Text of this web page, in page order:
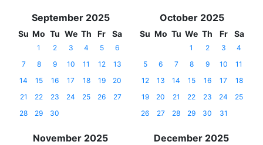
September 2025
Su Mo Tu We Th Fr Sa
1 2 3 4 5
6
7
8 9 10 11 12
13
14
15 16 17 18 19
20
21
22 23 24 25 26
27
28
29 30
October 2025
Su Mo Tu We Th Fr Sa
1 2 3
4
5
6 7 8 9 10
11
12
13 14 15 16 17
18
19
20 21 22 23 24
25
26
27 28 29 30 31
November 2025 December 2025